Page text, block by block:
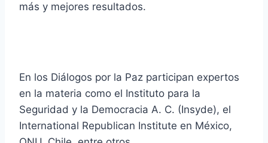
más y mejores resultados.
En los Diálogos por la Paz participan expertos
en la materia como el Instituto para la
Seguridad y la Democracia A. C. (Insyde), el
International Republican Institute en México,